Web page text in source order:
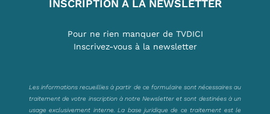
INSCRIPTION À LA NEWSLETTER
Pour ne rien manquer de TVDICI
Inscrivez-vous à la newsletter
Les informations recueillies à partir de ce formulaire sont nécessaires au
traitement de votre inscription à notre Newsletter et sont destinées à un
usage exclusivement interne. La base juridique de ce traitement est le